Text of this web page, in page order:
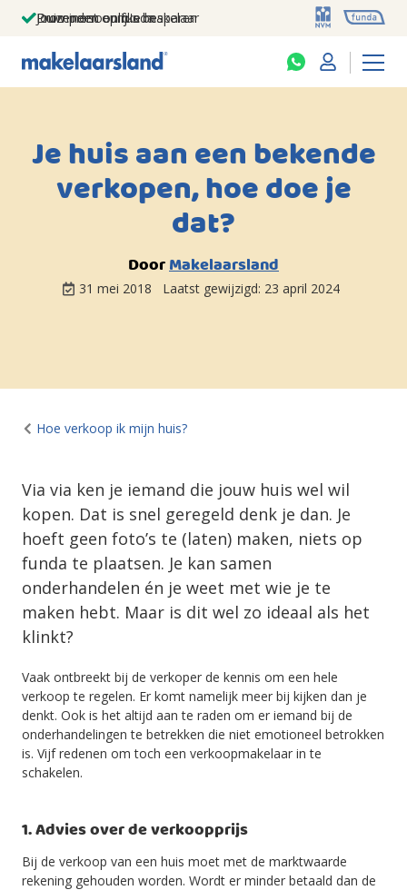
Jouw persoonlijke makelaar
Duizenden euro's besparen
Prominent op funda
Je huis aan een bekende
verkopen, hoe doe je
dat?
DoorMakelaarsland
31 mei 2018 Laatst gewijzigd: 23 april 2024
Hoe verkoop ik mijn huis?
Via via ken je iemand die jouw huis wel wil
kopen. Dat is snel geregeld denk je dan. Je
hoeft geen foto’s te (laten) maken, niets op
funda te plaatsen. Je kan samen
onderhandelen én je weet met wie je te
maken hebt. Maar is dit wel zo ideaal als het
klinkt?
Vaak ontbreekt bij de verkoper de kennis om een hele
verkoop te regelen. Er komt namelijk meer bij kijken dan je
denkt. Ook is het altijd aan te raden om er iemand bij de
onderhandelingen te betrekken die niet emotioneel betrokken
is. Vijf redenen om toch een verkoopmakelaar in te
schakelen.
1. Advies over de verkoopprijs
Bij de verkoop van een huis moet met de marktwaarde
rekening gehouden worden. Wordt er minder betaald dan de